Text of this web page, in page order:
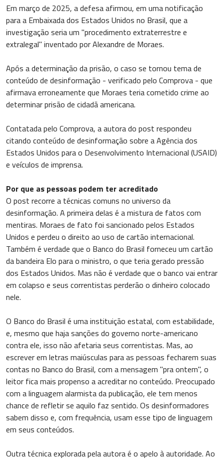
Em março de 2025, a defesa afirmou, em uma notificação
para a Embaixada dos Estados Unidos no Brasil, que a
investigação seria um "procedimento extraterrestre e
extralegal" inventado por Alexandre de Moraes.
Após a determinação da prisão, o caso se tornou tema de
conteúdo de desinformação - verificado pelo Comprova - que
afirmava erroneamente que Moraes teria cometido crime ao
determinar prisão de cidadã americana.
Contatada pelo Comprova, a autora do post respondeu
citando conteúdo de desinformação sobre a Agência dos
Estados Unidos para o Desenvolvimento Internacional (USAID)
e veículos de imprensa.
Por que as pessoas podem ter acreditado
O post recorre a técnicas comuns no universo da
desinformação. A primeira delas é a mistura de fatos com
mentiras. Moraes de fato foi sancionado pelos Estados
Unidos e perdeu o direito ao uso de cartão internacional.
Também é verdade que o Banco do Brasil forneceu um cartão
da bandeira Elo para o ministro, o que teria gerado pressão
dos Estados Unidos. Mas não é verdade que o banco vai entrar
em colapso e seus correntistas perderão o dinheiro colocado
nele.
O Banco do Brasil é uma instituição estatal, com estabilidade,
e, mesmo que haja sanções do governo norte-americano
contra ele, isso não afetaria seus correntistas. Mas, ao
escrever em letras maiúsculas para as pessoas fecharem suas
contas no Banco do Brasil, com a mensagem "pra ontem", o
leitor fica mais propenso a acreditar no conteúdo. Preocupado
com a linguagem alarmista da publicação, ele tem menos
chance de refletir se aquilo faz sentido. Os desinformadores
sabem disso e, com frequência, usam esse tipo de linguagem
em seus conteúdos.
Outra técnica explorada pela autora é o apelo à autoridade. Ao